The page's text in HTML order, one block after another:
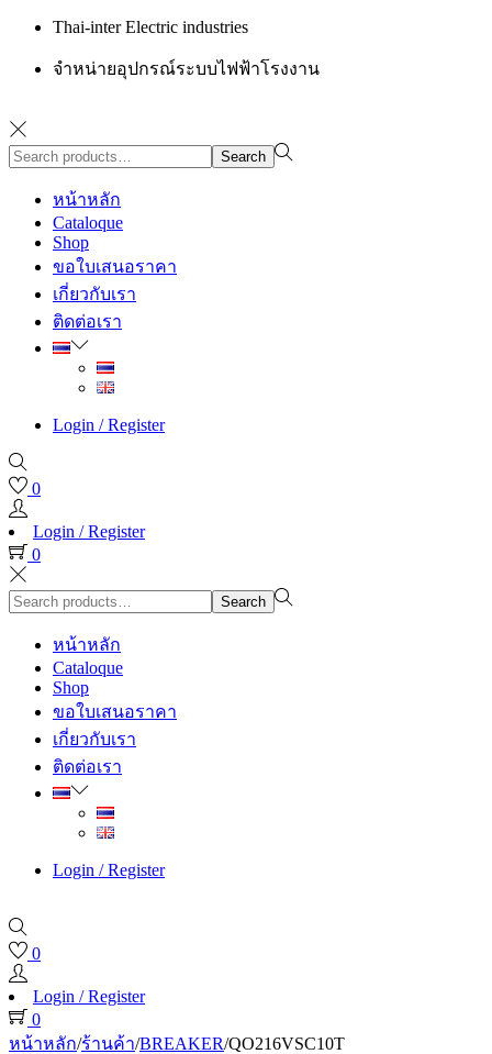
Thai-inter Electric industries
จำหน่ายอุปกรณ์ระบบไฟฟ้าโรงงาน
Search
for:>
Search
หน้าหลัก
Cataloque
Shop
ขอใบเสนอราคา
เกี่ยวกับเรา
ติดต่อเรา
Login / Register
0
Login / Register
0
Search
for:>
Search
หน้าหลัก
Cataloque
Shop
ขอใบเสนอราคา
เกี่ยวกับเรา
ติดต่อเรา
Login / Register
0
Login / Register
0
หน้าหลัก/ร้านค้า/BREAKER/QO216VSC10T